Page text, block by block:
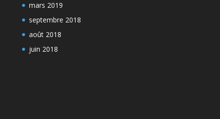
mars 2019
septembre 2018
août 2018
juin 2018